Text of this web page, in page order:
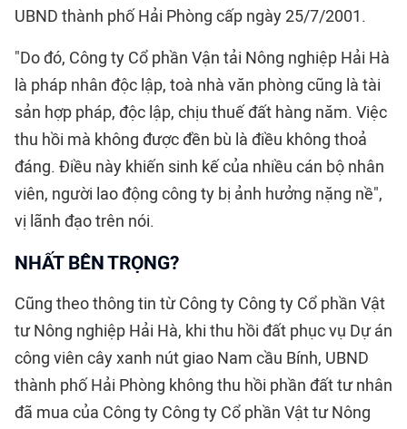
UBND thành phố Hải Phòng cấp ngày 25/7/2001.
"Do đó, Công ty Cổ phần Vận tải Nông nghiệp Hải Hà
là pháp nhân độc lập, toà nhà văn phòng cũng là tài
sản hợp pháp, độc lập, chịu thuế đất hàng năm. Việc
thu hồi mà không được đền bù là điều không thoả
đáng. Điều này khiến sinh kế của nhiều cán bộ nhân
viên, người lao động công ty bị ảnh hưởng nặng nề",
vị lãnh đạo trên nói.
NHẤT BÊN TRỌNG?
Cũng theo thông tin từ Công ty Công ty Cổ phần Vật
tư Nông nghiệp Hải Hà, khi thu hồi đất phục vụ Dự án
công viên cây xanh nút giao Nam cầu Bính, UBND
thành phố Hải Phòng không thu hồi phần đất tư nhân
đã mua của Công ty Công ty Cổ phần Vật tư Nông